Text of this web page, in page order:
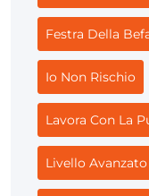
Festra Della
Io Non Rischio
Lavora Con La
Livello Avanzato